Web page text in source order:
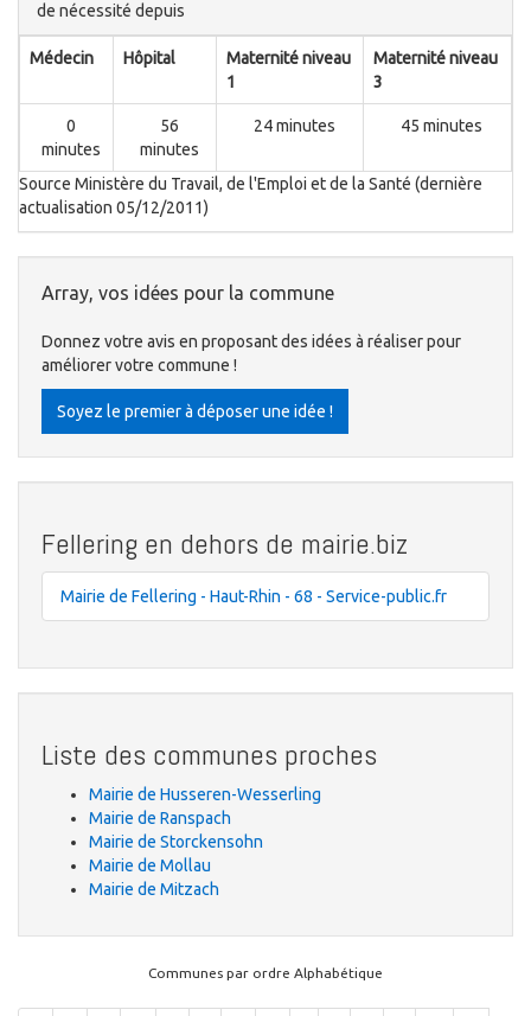
de nécessité depuis
Médecin Hôpital
Maternité niveau
1
Maternité niveau
3
0
minutes
56
minutes
24 minutes 45 minutes
Source Ministère du Travail, de l'Emploi et de la Santé (dernière
actualisation 05/12/2011)
Array, vos idées pour la commune
Donnez votre avis en proposant des idées à réaliser pour
améliorer votre commune !
Soyez le premier à déposer une idée !
Fellering en dehors de mairie.biz
Mairie de Fellering - Haut-Rhin - 68 - Service-public.fr
Liste des communes proches
Mairie de Husseren-Wesserling
Mairie de Ranspach
Mairie de Storckensohn
Mairie de Mollau
Mairie de Mitzach
Communes par ordre Alphabétique